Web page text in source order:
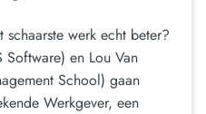
werk echt beter?
en Lou Van
School) gaan
Werkgever, een